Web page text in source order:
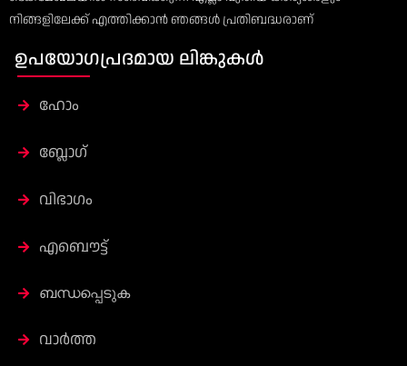
നിങ്ങളിലേക്ക് എത്തിക്കാൻ ഞങ്ങൾ പ്രതിബദ്ധരാണ്
ഉപയോഗപ്രദമായ ലിങ്കുകൾ
ഹോം
ബ്ലോഗ്
വിഭാഗം
എബൌട്ട്
ബന്ധപ്പെടുക
വാർത്ത